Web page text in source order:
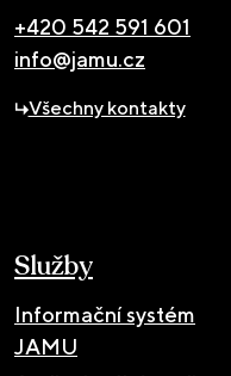
+420 542 591 601
info@jamu.cz
Všechny kontakty
Služby
Informační systém
JAMU